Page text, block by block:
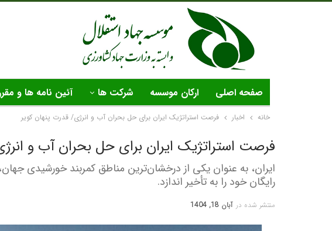
صفحه اصلی ارکان موسسه شرکت ها آئین نامه ها و
خانه اخبار فرصت استراتژیک ایران برای حل بحران آب و انرژی/ قدرت پنهان کویر
فرصت استراتژیک ایران برای حل بحران آب و
ایران، به عنوان یکی از درخشان‌ترین مناطق کمربند خورشیدی
رایگان خود را به تأخیر اندازد.
منتشر شده در آبان 18, 1404